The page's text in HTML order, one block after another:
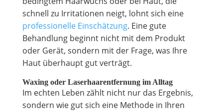
schnell zu Irritationen neigt, lohnt sich eine
professionelle Einschätzung. Eine gute
Behandlung beginnt nicht mit dem Produkt
oder Gerät, sondern mit der Frage, was Ihre
Haut überhaupt gut verträgt.
Waxing oder Laserhaarentfernung im Alltag
Im echten Leben zählt nicht nur das Ergebnis,
sondern wie gut sich eine Methode in Ihren